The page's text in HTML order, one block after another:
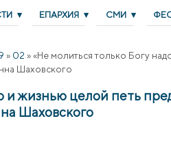
ЕПАРХИЯ СМИ
» 02 » «Не молиться только Богу
Шаховского
и жизнью целой петь
Шаховского